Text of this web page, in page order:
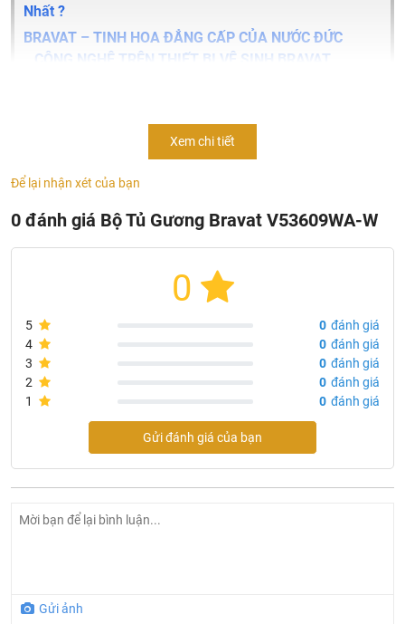
Nhất ?
BRAVAT – TINH HOA ĐẲNG CẤP CỦA NƯỚC ĐỨC
CÔNG NGHỆ TRÊN THIẾT BỊ VỆ SINH BRAVAT
- Mode: V53609WA-W
- Chủng loại: bộ tủ chậu gương phòng tắm
- Kích thước: 500x800x30 mm
- Tủ MA034WA-W-01
- Chất liệu: Plywood
- Bản lề: Blum
- Kích thước: 685x420x580mm
- Mạ: Walnut, Shiny PU
- Chậu lavabo bán âm bànC22149W-1
- Kích thước: 580x470x170mm
Xem chi tiết
Để lại nhận xét của bạn
0 đánh giá Bộ Tủ Gương Bravat V53609WA-W
0
5 0 đánh giá
4
0 đánh giá
3
0 đánh giá
2
0 đánh giá
1
0 đánh giá
Gửi đánh giá của bạn
Gửi ảnh